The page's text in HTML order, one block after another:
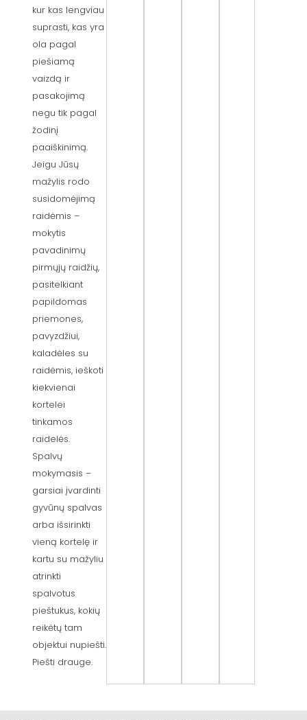
kur kas lengviau
suprasti, kas yra
ola pagal
piešiamą
vaizdą ir
pasakojimą
negu tik pagal
žodinį
paaiškinimą.
Jeigu Jūsų
mažylis rodo
susidomėjimą
raidėmis –
mokytis
pavadinimų
pirmųjų raidžių,
pasitelkiant
papildomas
priemones,
pavyzdžiui,
kaladėles su
raidėmis, ieškoti
kiekvienai
kortelei
tinkamos
raidelės.
Spalvų
mokymasis –
garsiai įvardinti
gyvūnų spalvas
arba išsirinkti
vieną kortelę ir
kartu su mažyliu
atrinkti
spalvotus
pieštukus, kokių
reikėtų tam
objektui nupiešti.
Piešti drauge.